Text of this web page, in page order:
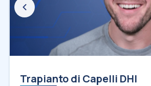
Trapianto di Capelli DHI